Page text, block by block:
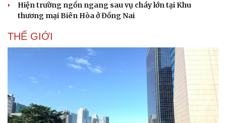
Hiện trường ngổn ngang sau vụ cháy lớn tại Khu
thương mại Biên Hòa ở Đồng Nai
THẾ GIỚI